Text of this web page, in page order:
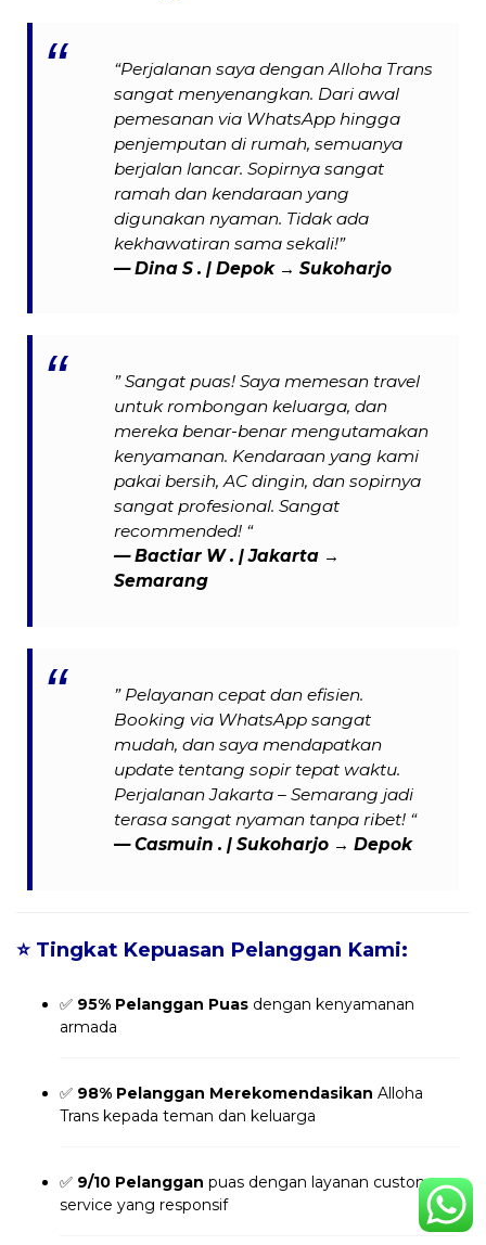
“Perjalanan saya dengan Alloha Trans
sangat menyenangkan. Dari awal
pemesanan via WhatsApp hingga
penjemputan di rumah, semuanya
berjalan lancar. Sopirnya sangat
ramah dan kendaraan yang
digunakan nyaman. Tidak ada
kekhawatiran sama sekali!”
—Dina S . | Depok → Sukoharjo
” Sangat puas! Saya memesan travel
untuk rombongan keluarga, dan
mereka benar-benar mengutamakan
kenyamanan. Kendaraan yang kami
pakai bersih, AC dingin, dan sopirnya
sangat profesional. Sangat
recommended! “
— Bactiar W . | Jakarta →
Semarang
” Pelayanan cepat dan efisien.
Booking via WhatsApp sangat
mudah, dan saya mendapatkan
update tentang sopir tepat waktu.
Perjalanan Jakarta – Semarang jadi
terasa sangat nyaman tanpa ribet! “
— Casmuin . | Sukoharjo → Depok
⭐ Tingkat Kepuasan Pelanggan Kami:
✅ 95% Pelanggan Puas dengan kenyamanan
armada
✅ 98% Pelanggan Merekomendasikan Alloha
Trans kepada teman dan keluarga
✅ 9/10 Pelanggan puas dengan layanan customer
service yang responsif